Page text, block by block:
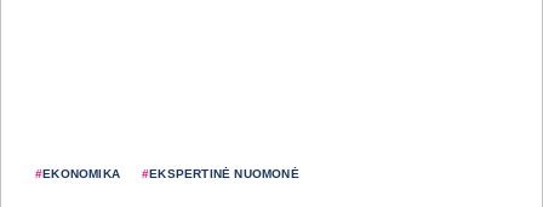
#EKONOMIKA #EKSPERTINĖ NUOMONĖ